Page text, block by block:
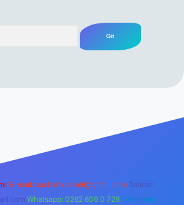
E-mail: backlinkpaneli@gmail.com Teams:
Whatsapp: 0262 606 0 726 Telegram: